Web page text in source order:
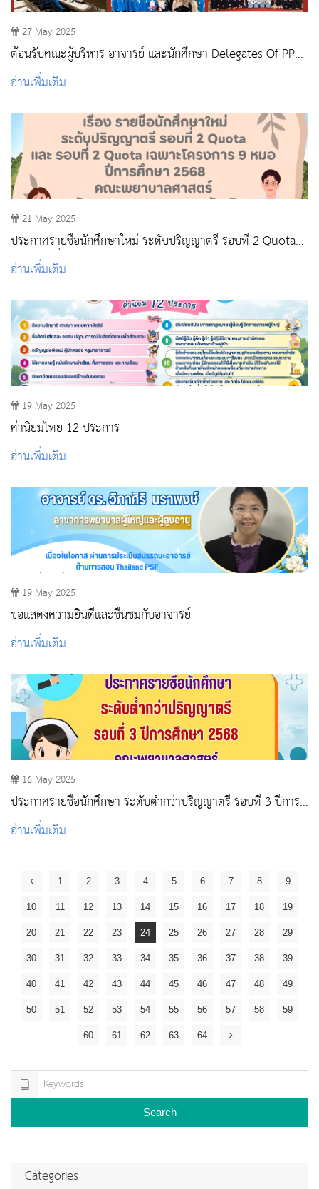
27 May 2025
ต้อนรับคณะผู้บริหาร อาจารย์ และนักศึกษา Delegates Of PPNI
อ่านเพิ่มเติม
21 May 2025
ประกาศรายชื่อนักศึกษาใหม่ ระดับปริญญาตรี รอบที่ 2 Quota
และ รอบที่ 2 Quota เฉพาะโครงการ 9 หมอ ปีการศึกษา 2568
อ่านเพิ่มเติม
19 May 2025
ค่านิยมไทย 12 ประการ
อ่านเพิ่มเติม
19 May 2025
ขอแสดงความยินดีและชื่นชมกับอาจารย์
อ่านเพิ่มเติม
16 May 2025
ประกาศรายชื่อนักศึกษา ระดับต่ำกว่าปริญญาตรี รอบที่ 3 ปีการ
ศึกษา 2568 คณะพยาบาลศาสตร์ หลักสูตรประกาศนียบัตรผู้ช่วย
พยาบาล
อ่านเพิ่มเติม
1 2 3 4 5 6 7 8 9
10 11 12 13 14 15 16 17 18 19
20 21 22 23 24 25 26 27 28 29
30 31 32 33 34 35 36 37 38 39
40 41 42 43 44 45 46 47 48 49
50 51 52 53 54 55 56 57 58 59
60 61 62 63 64
Search
Categories